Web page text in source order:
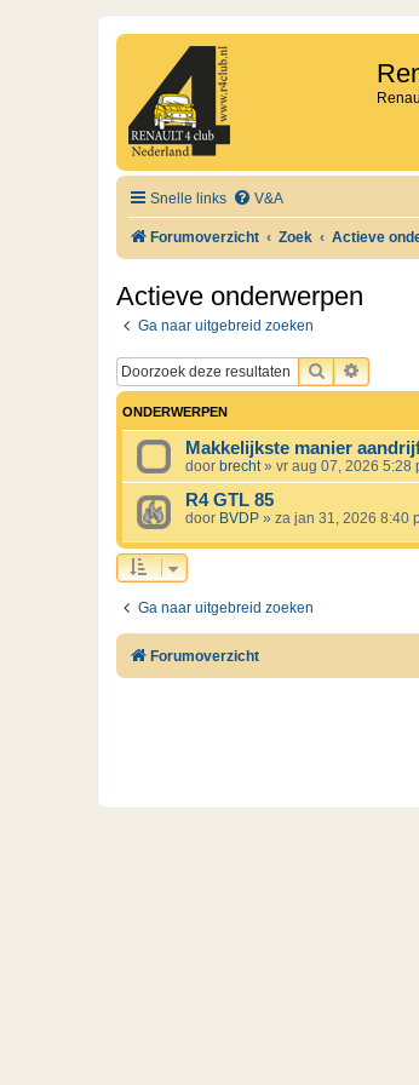
Snelle links V&A
Forumoverzicht Zoek Actieve
Actieve onderwerpen
Ga naar uitgebreid zoeken
ZOEK
ONDERWERPEN
Makkelijkste manier
door brecht» vr aug 07, 2026 5:28
R4 GTL 85
door BVDP » za jan 31, 2026 8:40
Ga naar uitgebreid zoeken
Forumoverzicht